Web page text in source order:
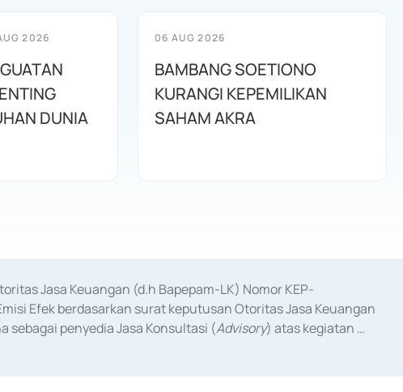
2026
DUNIA
06 AUG 2026
BAMBANG SOETIONO
KURANGI KEPEMILIKAN
SAHAM AKRA
Jasa Keuangan (d.h Bapepam-LK) Nomor KEP-
Efek berdasarkan surat keputusan Otoritas Jasa Keuangan
sebagai penyedia Jasa Konsultasi (Advisory) atas kegiatan